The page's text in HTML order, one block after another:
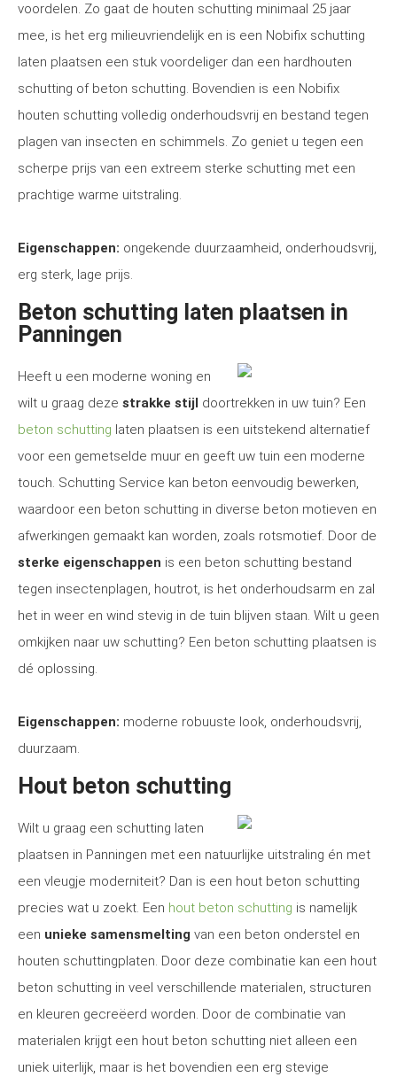
voordelen. Zo gaat de houten schutting minimaal 25 jaar
mee, is het erg milieuvriendelijk en is een Nobifix schutting
laten plaatsen een stuk voordeliger dan een hardhouten
schutting of beton schutting. Bovendien is een Nobifix
houten schutting volledig onderhoudsvrij en bestand tegen
plagen van insecten en schimmels. Zo geniet u tegen een
scherpe prijs van een extreem sterke schutting met een
prachtige warme uitstraling.
Eigenschappen: ongekende duurzaamheid, onderhoudsvrij,
erg sterk, lage prijs.
Beton schutting laten plaatsen in
Panningen
Heeft u een moderne woning en
wilt u graag deze strakke stijl doortrekken in uw tuin? Een
beton schutting laten plaatsen is een uitstekend alternatief
voor een gemetselde muur en geeft uw tuin een moderne
touch. Schutting Service kan beton eenvoudig bewerken,
waardoor een beton schutting in diverse beton motieven en
afwerkingen gemaakt kan worden, zoals rotsmotief. Door de
sterke eigenschappen is een beton schutting bestand
tegen insectenplagen, houtrot, is het onderhoudsarm en zal
het in weer en wind stevig in de tuin blijven staan. Wilt u geen
omkijken naar uw schutting? Een beton schutting plaatsen is
dé oplossing.
Eigenschappen: moderne robuuste look, onderhoudsvrij,
duurzaam.
Hout beton schutting
Wilt u graag een schutting laten
plaatsen in Panningen met een natuurlijke uitstraling én met
een vleugje moderniteit? Dan is een hout beton schutting
precies wat u zoekt. Een hout beton schutting is namelijk
een unieke samensmelting van een beton onderstel en
houten schuttingplaten. Door deze combinatie kan een hout
beton schutting in veel verschillende materialen, structuren
en kleuren gecreëerd worden. Door de combinatie van
materialen krijgt een hout beton schutting niet alleen een
uniek uiterlijk, maar is het bovendien een erg stevige